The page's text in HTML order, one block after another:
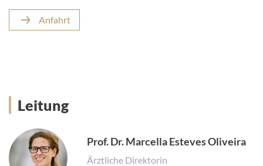
Anfahrt
Leitung
Prof. Dr. Marcella Esteves Oliveira
Ärztliche Direktorin